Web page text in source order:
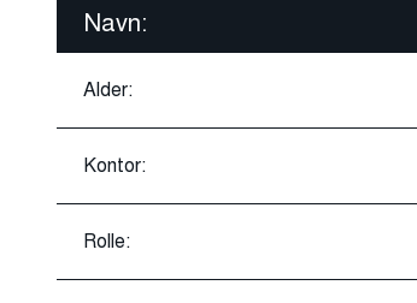
Navn:
Alder:
Kontor:
Rolle: